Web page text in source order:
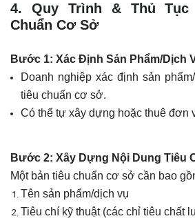
4. Quy Trình & Thủ Tục
Chuẩn Cơ Sở
Bước 1: Xác Định Sản Phẩm/Dịch
Doanh nghiệp xác định sản
tiêu chuẩn cơ sở.
Có thể tự xây dựng hoặc thuê đơn
Bước 2: Xây Dựng Nội Dung Tiêu
Một bản tiêu chuẩn cơ sở cần bao
Tên sản phẩm/dịch vụ
Tiêu chí kỹ thuật (các chỉ tiêu chất